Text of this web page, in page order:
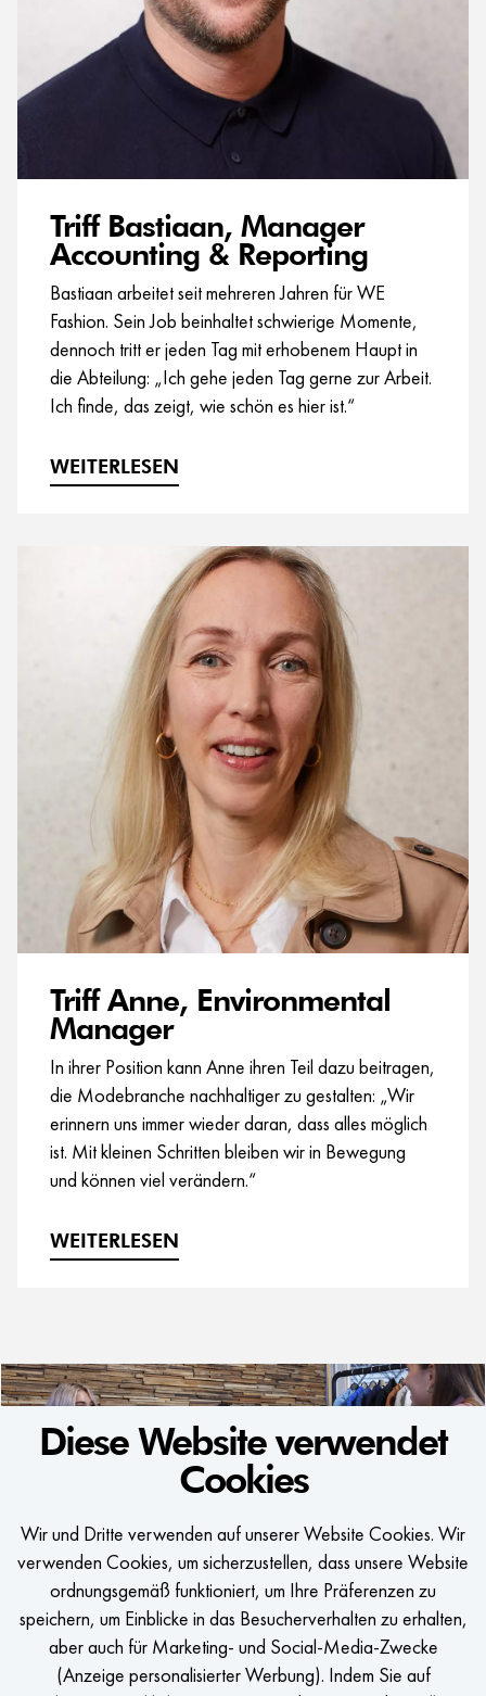
Diese Website verwendet
Cookies
Wir und Dritte verwenden auf unserer Website Cookies. Wir
verwenden Cookies, um sicherzustellen, dass unsere Website
ordnungsgemäß funktioniert, um Ihre Präferenzen zu
speichern, um Einblicke in das Besucherverhalten zu erhalten,
aber auch für Marketing- und Social-Media-Zwecke
(Anzeige personalisierter Werbung). Indem Sie auf
Triff Bastiaan, Manager
Accounting & Reporting
Bastiaan arbeitet seit mehreren Jahren für WE
Fashion. Sein Job beinhaltet schwierige Momente,
dennoch tritt er jeden Tag mit erhobenem Haupt in
die Abteilung: „Ich gehe jeden Tag gerne zur Arbeit.
Ich finde, das zeigt, wie schön es hier ist.“
WEITERLESEN
Triff Anne, Environmental
Manager
In ihrer Position kann Anne ihren Teil dazu beitragen,
die Modebranche nachhaltiger zu gestalten: „Wir
erinnern uns immer wieder daran, dass alles möglich
ist. Mit kleinen Schritten bleiben wir in Bewegung
und können viel verändern.“
WEITERLESEN
WE WOULD LIKE
TO KEEP IN TOUCH
Eine mitteilung erhalten, sobald ein passender job frei wird?